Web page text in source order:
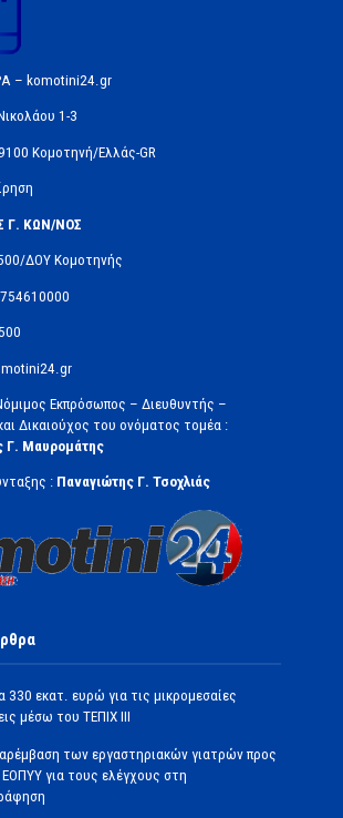
– komotini24.gr
1-3
Ελλάς-GR
Γ. ΚΩΝ/ΝΟΣ
ΔOΥ Κομοτηνής
Εκπρόσωπος – Διευθυντής –
Δικαιούχος του ονόματος τομέα :
Γ. Μαυρομάτης
: Παναγιώτης Γ. Τσοχλιάς
330 εκατ. ευρώ για τις μικρομεσαίες
μέσω του ΤΕΠΙΧ ΙΙΙ
των εργαστηριακών γιατρών προς
για τους ελέγχους στη